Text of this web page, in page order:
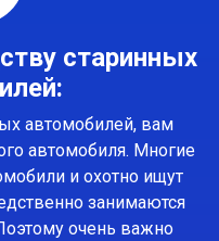
старинных
автомобилей, вам
автомобиля. Многие
и охотно ищут
занимаются
очень важно